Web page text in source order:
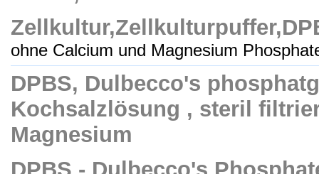
ohne Calcium und Magnesium
DPBS, Dulbecco's
Kochsalzlösung , steril
Magnesium